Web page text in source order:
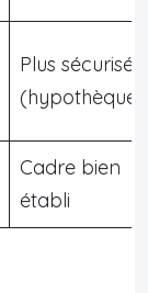
Plus sécurisé
Cadre bien
établi